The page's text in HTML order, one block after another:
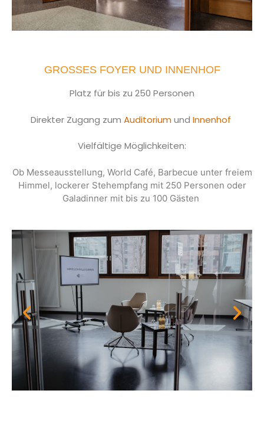
GROSSES FOYER UND INNENHOF
Platz für bis zu 250 Personen
Direkter Zugang zum Auditoriumund Innenhof
Vielfältige Möglichkeiten:
Ob Messeausstellung, World Café, Barbecue unter freiem
Himmel, lockerer Stehempfang mit 250 Personen oder
Galadinner mit bis zu 100 Gästen